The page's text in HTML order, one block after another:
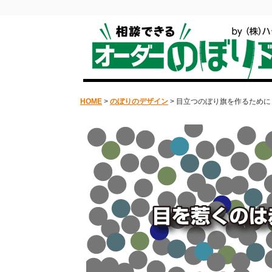
HOME > のぼりのデザイン > 目立つのぼり旗を作るため